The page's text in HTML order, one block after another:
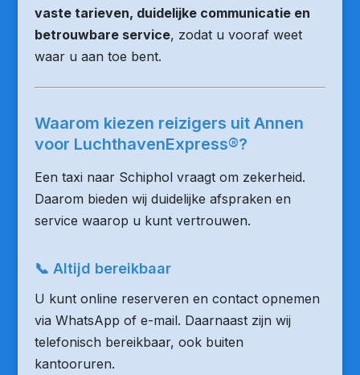
vaste tarieven, duidelijke communicatie en
betrouwbare service, zodat u vooraf weet
waar u aan toe bent.
Waarom kiezen reizigers uit Annen
voor LuchthavenExpress®?
Een taxi naar Schiphol vraagt om zekerheid.
Daarom bieden wij duidelijke afspraken en
service waarop u kunt vertrouwen.
📞 Altijd bereikbaar
U kunt online reserveren en contact opnemen
via WhatsApp of e-mail. Daarnaast zijn wij
telefonisch bereikbaar, ook buiten
kantooruren.